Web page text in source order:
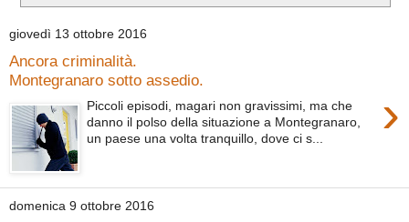
giovedì 13 ottobre 2016
Ancora criminalità.
Montegranaro sotto assedio.
›
Piccoli episodi, magari non gravissimi, ma che
danno il polso della situazione a Montegranaro,
un paese una volta tranquillo, dove ci s...
domenica 9 ottobre 2016